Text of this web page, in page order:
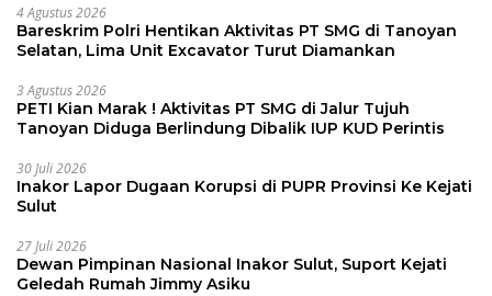
4 Agustus 2026
Bareskrim Polri Hentikan Aktivitas PT SMG di Tanoyan
Selatan, Lima Unit Excavator Turut Diamankan
3 Agustus 2026
PETI Kian Marak ! Aktivitas PT SMG di Jalur Tujuh
Tanoyan Diduga Berlindung Dibalik IUP KUD Perintis
30 Juli 2026
Inakor Lapor Dugaan Korupsi di PUPR Provinsi Ke Kejati
Sulut
27 Juli 2026
Dewan Pimpinan Nasional Inakor Sulut, Suport Kejati
Geledah Rumah Jimmy Asiku